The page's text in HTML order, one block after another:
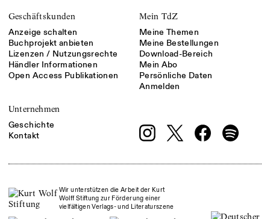
Geschäftskunden
Anzeige schalten
Buchprojekt anbieten
Lizenzen / Nutzungsrechte
Händler Informationen
Open Access Publikationen
Mein TdZ
Meine Themen
Meine Bestellungen
Download-Bereich
Mein Abo
Persönliche Daten
Anmelden
Unternehmen
Geschichte
Kontakt
Wir unterstützen die Arbeit der Kurt
Wolff Stiftung zur Förderung einer
vielfältigen Verlags- und Literaturszene